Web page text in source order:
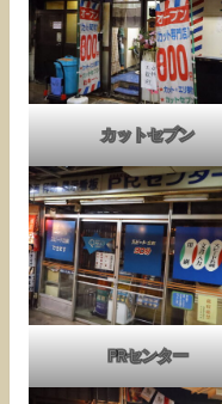
カットセブン
PRセンター